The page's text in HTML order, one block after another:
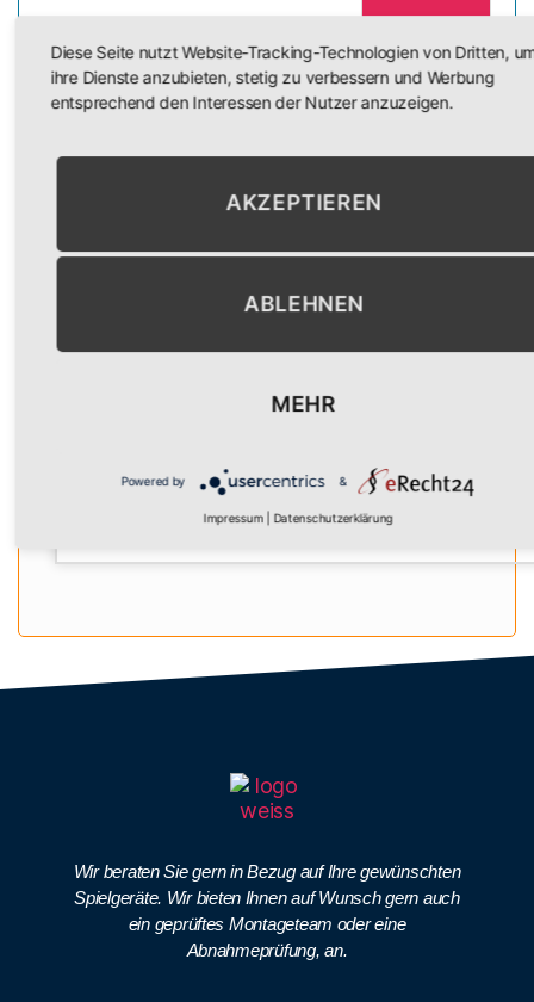
ÄHNLICHE PRODUKTE
Outdoor Schultafel
Schutzhütte „Rügen“
12.375,50€
Wir beraten Sie gern in Bezug auf Ihre gewünschten
Spielgeräte. Wir bieten Ihnen auf Wunsch gern auch
ein geprüftes Montageteam oder eine
Abnahmeprüfung, an.
Diese Seite nutzt Website-Tracking-Technologien von Dritten,
ihre Dienste anzubieten, stetig zu verbessern und Werbung
entsprechend den Interessen der Nutzer anzuzeigen.
AKZEPTIEREN
ABLEHNEN
MEHR
Powered by &
Impressum Datenschutzerklärung